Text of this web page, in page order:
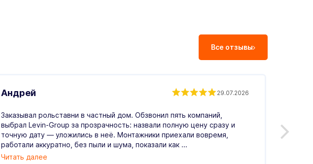
Все отзывы
Андрей 29.07.2026
Заказывал рольставни в частный дом. Обзвонил пять компаний,
выбрал Levin-Group за прозрачность: назвали полную цену сразу и
точную дату — уложились в неё. Монтажники приехали вовремя,
работали аккуратно, без пыли и шума, показали как ...
Читать далее